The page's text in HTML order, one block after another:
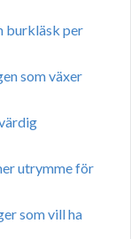
burkläsk per
som växer
utrymme för
som vill ha